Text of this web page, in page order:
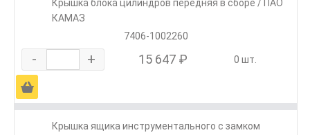
Крышка блока цилиндров передняя в сборе / ПАО
КАМАЗ
7406-1002260
- + 15 647 ₽ 0 шт.
Ä
Крышка ящика инструментального с замком